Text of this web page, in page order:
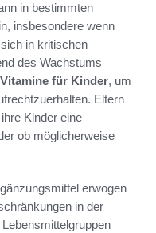
in bestimmten
insbesondere wenn
in kritischen
des Wachstums
Vitamine für Kinder, um
Eltern
Kinder eine
ob möglicherweise
erwogen
in der